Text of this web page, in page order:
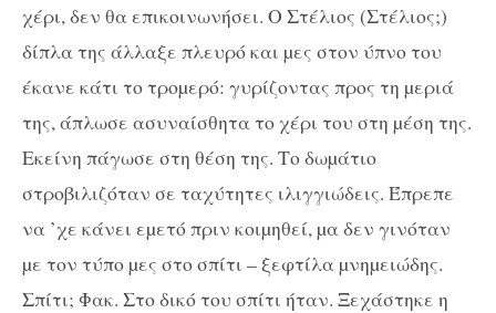
χέρι, δεν θα επικοινωνήσει. Ο Στέλιος (Στέλιος;)
δίπλα της άλλαξε πλευρό και µες στον ύπνο του
έκανε κάτι το τροµερό: γυρίζοντας προς τη µεριά
της, άπλωσε ασυναίσθητα το χέρι του στη µέση της.
Εκείνη πάγωσε στη θέση της. Το δωµάτιο
στροβιλιζόταν σε ταχύτητες ιλιγγιώδεις. Έπρεπε
να ’χε κάνει εµετό πριν κοιµηθεί, µα δεν γινόταν
µε τον τύπο µες στο σπίτι – ξεφτίλα µνηµειώδης.
Σπίτι; Φακ. Στο δικό του σπίτι ήταν. Ξεχάστηκε η